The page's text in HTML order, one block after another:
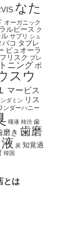
なた
オーガニック
ルピース ク
ル サプリ シュ
バコ タブレ
ピュオーラ
フリスク ブレ
ニングボ
スウ
マービス
ダミン リス
ンダーハニー
唾液 柿渋 歯
磨き 歯磨
炭 知覚過
韓国
とは